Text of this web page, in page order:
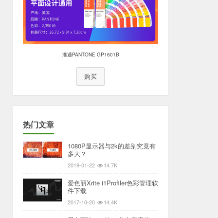
潘通PANTONE GP1601B
购买
热门文章
1080P显示器与2k的差别究竟有
多大？
2019-01-22 14.7K
爱色丽Xrite i1Profiler色彩管理软
件下载
2017-10-20 14.4K